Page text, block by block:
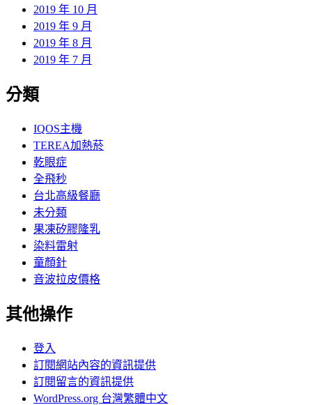
2019 年 10 月
2019 年 9 月
2019 年 8 月
2019 年 7 月
分類
IQOS主機
TEREA加熱菸
乾眼症
全飛秒
台北高級餐廳
未分類
果凍矽膠隆乳
染料雷射
童顏針
音波拉皮價格
其他操作
登入
訂閱網站內容的資訊提供
訂閱留言的資訊提供
WordPress.org 台灣繁體中文